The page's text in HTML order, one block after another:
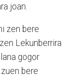
joan.
zen bere
Lekunberrira
gogor
bere